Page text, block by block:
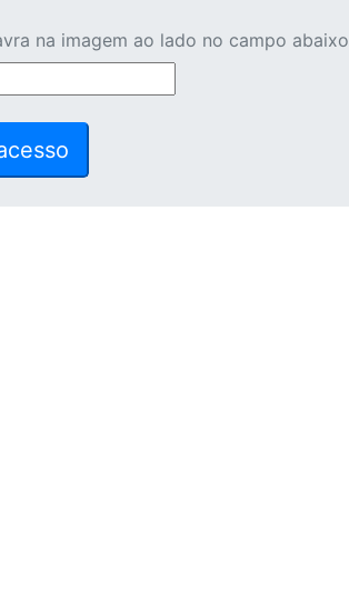
na imagem ao lado no campo abaixo